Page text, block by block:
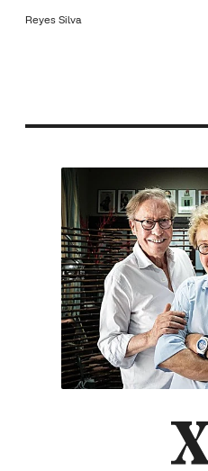
Reyes Silva